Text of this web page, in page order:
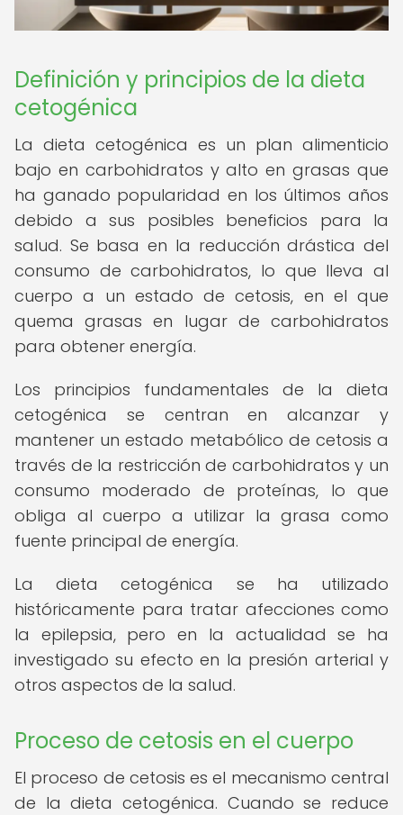
Definición y principios de la dieta
cetogénica
La dieta cetogénica es un plan alimenticio
bajo en carbohidratos y alto en grasas que
ha ganado popularidad en los últimos años
debido a sus posibles beneficios para la
salud. Se basa en la reducción drástica del
consumo de carbohidratos, lo que lleva al
cuerpo a un estado de cetosis, en el que
quema grasas en lugar de carbohidratos
para obtener energía.
Los principios fundamentales de la dieta
cetogénica se centran en alcanzar y
mantener un estado metabólico de cetosis a
través de la restricción de carbohidratos y un
consumo moderado de proteínas, lo que
obliga al cuerpo a utilizar la grasa como
fuente principal de energía.
La dieta cetogénica se ha utilizado
históricamente para tratar afecciones como
la epilepsia, pero en la actualidad se ha
investigado su efecto en la presión arterial y
otros aspectos de la salud.
Proceso de cetosis en el cuerpo
El proceso de cetosis es el mecanismo central
de la dieta cetogénica. Cuando se reduce